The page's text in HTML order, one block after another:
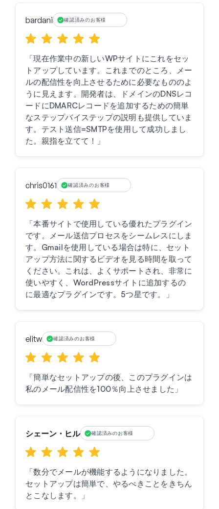
bardani 確認済みのお客様
「現在作業中の新しいWPサイトにこれをセッ
トアップしています。これまでのところ、メー
ルの配信性を向上させるために必要なもののよ
うに見えます。開発者は、ドメインのDNSレコ
ードにDMARCレコードを追加するための簡単
なステップバイステップの説明も提供していま
す。テスト送信=SMTPを使用して成功しまし
た。親指を立てて！」
chris0161 確認済みのお客様
「本番サイトで使用している優れたプラグイン
です。メール送信プロセスをシームレスにしま
す。Gmailを使用している場合は特に、セット
アップ方法に関するビデオを見る時間を取って
ください。これは、よくサポートされ、非常に
使いやすく、WordPressサイトに追加するの
に最適なプラグインです。5つ星です。」
elitw 確認済みのお客様
「簡単なセットアップの後、このプラグインは
私のメール配信性を100％向上させました」
シェーン・ヒル 確認済みのお客様
「数分でメールが機能するようになりました。
セットアップは簡単で、やるべきことをきちん
とこなします。」